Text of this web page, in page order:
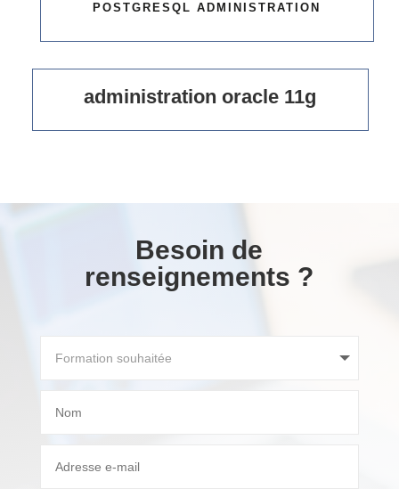
POSTGRESQL ADMINISTRATION
administration oracle 11g
Besoin de
renseignements ?